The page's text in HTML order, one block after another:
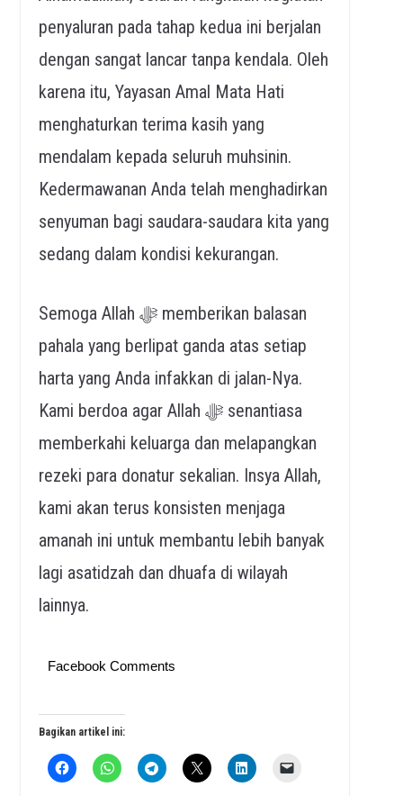
penyaluran pada tahap kedua ini berjalan
dengan sangat lancar tanpa kendala. Oleh
karena itu, Yayasan Amal Mata Hati
menghaturkan terima kasih yang
mendalam kepada seluruh muhsinin.
Kedermawanan Anda telah menghadirkan
senyuman bagi saudara-saudara kita yang
sedang dalam kondisi kekurangan.
Semoga Allah ﷻ memberikan balasan
pahala yang berlipat ganda atas setiap
harta yang Anda infakkan di jalan-Nya.
Kami berdoa agar Allah ﷻ senantiasa
memberkahi keluarga dan melapangkan
rezeki para donatur sekalian. Insya Allah,
kami akan terus konsisten menjaga
amanah ini untuk membantu lebih banyak
lagi asatidzah dan dhuafa di wilayah
lainnya.
Facebook Comments
Bagikan artikel ini: